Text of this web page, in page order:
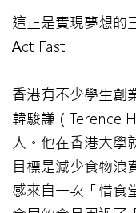
這正是實現夢想的
Act Fast
香港有不少學生創
韓駿謙（Terence
人。他在香港大學
目標是減少食物浪
感來自一次「惜食